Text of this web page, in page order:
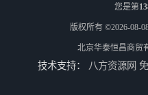
您是第
版权所有 ©2026-08-
北京华泰恒昌商贸
技术支持： 八方资源网